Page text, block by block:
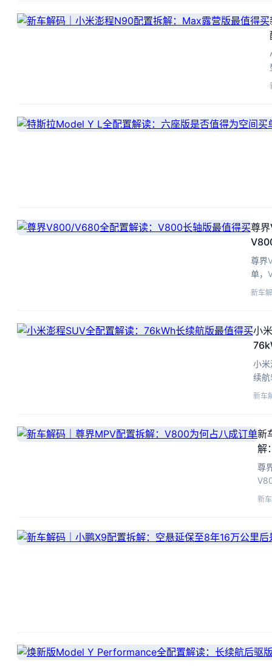
尊
尊界
单，
配置
新车
小
小米
续
现
新车
新
解
尊
配
新